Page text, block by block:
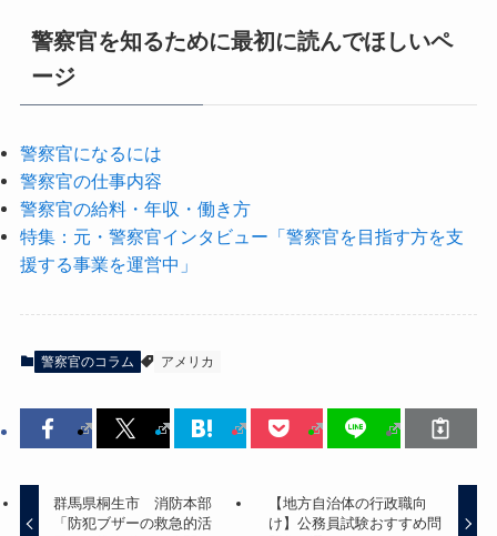
警察官を知るために最初に読んでほしいペ
ージ
警察官になるには
警察官の仕事内容
警察官の給料・年収・働き方
特集：元・警察官インタビュー「警察官を目指す方を支
援する事業を運営中」
警察官のコラム アメリカ
群馬県桐生市 消防本部
「防犯ブザーの救急的活
【地方自治体の行政職向
け】公務員試験おすすめ問